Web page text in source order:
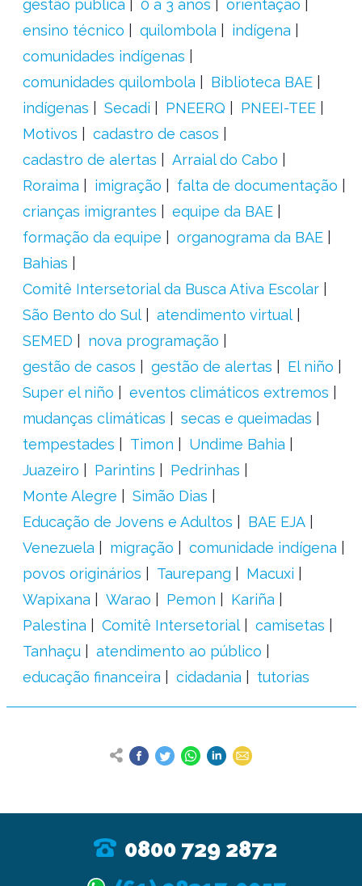
gestão pública
0 a 3 anos
orientação
ensino técnico
quilombola
indígena
comunidades indígenas
comunidades quilombola
Biblioteca BAE
indígenas
Secadi PNEERQ
PNEEI-TEE
Motivos
cadastro de casos
cadastro de alertas
Arraial do Cabo
Roraima
imigração
falta de documentação
crianças imigrantes
equipe da BAE
formação da equipe
organograma da BAE
Bahias
Comitê Intersetorial da Busca Ativa Escolar
São Bento do Sul
atendimento virtual
SEMED
nova programação
gestão de casos
gestão de alertas
El niño
Super el niño
eventos climáticos extremos
mudanças climáticas
secas e queimadas
tempestades
Timon
Undime Bahia
Juazeiro
Parintins
Pedrinhas
Monte Alegre
Simão Dias
Educação de Jovens e Adultos
BAE EJA
Venezuela
migração
comunidade indígena
povos originários
Taurepang
Macuxi
Wapixana
Warao Pemon
Kariña
Palestina
Comitê Intersetorial
camisetas
Tanhaçu
atendimento ao público
educação financeira
cidadania tutorias
0800 729 2872